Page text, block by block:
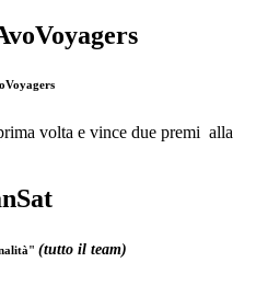
volta e vince due premi alla
(tutto il team)